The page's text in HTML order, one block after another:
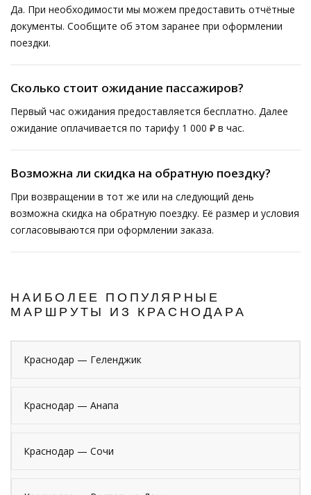
Да. При необходимости мы можем предоставить отчётные
документы. Сообщите об этом заранее при оформлении
поездки.
Сколько стоит ожидание пассажиров?
Первый час ожидания предоставляется бесплатно. Далее
ожидание оплачивается по тарифу 1 000 ₽ в час.
Возможна ли скидка на обратную поездку?
При возвращении в тот же или на следующий день
возможна скидка на обратную поездку. Её размер и условия
согласовываются при оформлении заказа.
НАИБОЛЕЕ ПОПУЛЯРНЫЕ
МАРШРУТЫ ИЗ КРАСНОДАРА
Краснодар — Геленджик
Краснодар — Анапа
Краснодар — Сочи